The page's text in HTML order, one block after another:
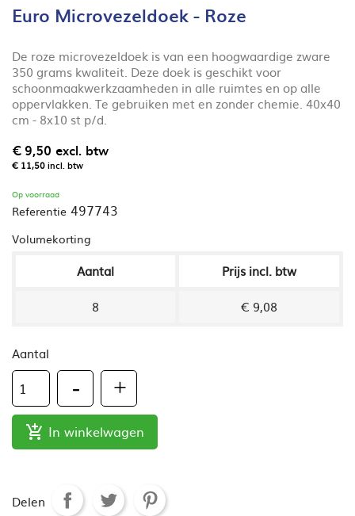
Euro Microvezeldoek - Roze
De roze microvezeldoek is van een hoogwaardige zware
350 grams kwaliteit. Deze doek is geschikt voor
schoonmaakwerkzaamheden in alle ruimtes en op alle
oppervlakken. Te gebruiken met en zonder chemie. 40x40
cm - 8x10 st p/d.
€ 9,50 excl. btw
€ 11,50incl. btw
Op voorraad
Referentie 497743
Volumekorting
Aantal
Prijs incl. btw
8
€ 9,08
Aantal
 In winkelwagen
Delen